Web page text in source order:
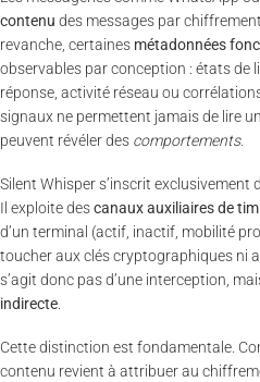
contenu des messages par
revanche, certaines métadonnées
observables par conception : états de
réponse, activité réseau ou
signaux ne permettent jamais de lire
peuvent révéler des comportements.
Silent Whisper s’inscrit exclusivement
Il exploite descanaux auxiliaires de
d’un terminal (actif, inactif, mobilité
toucher aux clés cryptographiques ni
s’agit donc pas d’une interception,
indirecte
Cette distinction est fondamentale.
contenu revient à attribuer au